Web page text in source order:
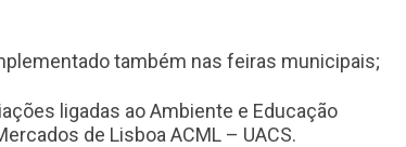
também nas feiras municipais;
ligadas ao Ambiente e Educação
de Lisboa ACML – UACS.